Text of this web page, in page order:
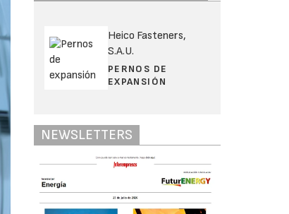
Heico Fasteners,
S.A.U.
PERNOS DE
EXPANSIÓN
NEWSLETTERS